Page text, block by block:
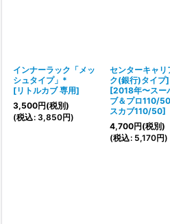
インナーラック「メッ
シュタイプ」*
[リトルカブ 専用]
3,500円(税別)
(税込: 3,850円)
センターキャリ
ク(銀行)タイプ
[2018年〜スー
ブ＆プロ110/
スカブ110/50]
4,700円(税別)
(税込: 5,170円)